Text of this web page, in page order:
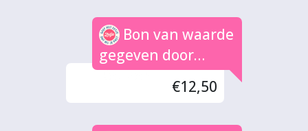
Succes en veel
plezier met het
proeven en maken!
Hartelijke groet,
Anja en Ruud
Bon van waarde
gegeven door
Keuken
€12,50